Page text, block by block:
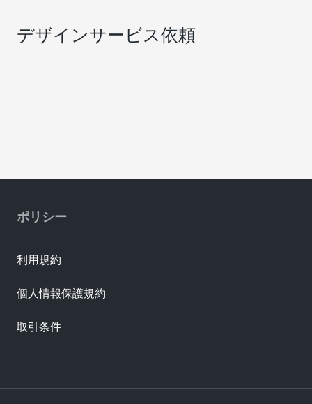
デザインサービス依頼
ポリシー
利用規約
個人情報保護規約
取引条件